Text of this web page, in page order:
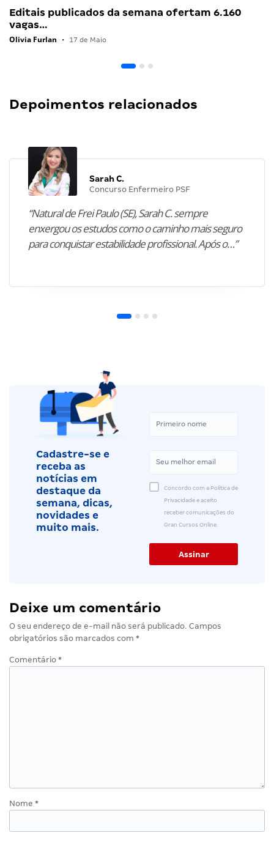
Editais publicados da semana ofertam 6.160
vagas…
Olivia Furlan • 17 de Maio
Depoimentos relacionados
Sarah C.
Concurso Enfermeiro PSF
“Natural de Frei Paulo (SE), Sarah C. sempre
enxergou os estudos como o caminho mais seguro
para conquistar estabilidade profissional. Após o…”
Cadastre-se e
receba as
notícias em
destaque da
semana, dicas,
novidades e
muito mais.
Concordo com a Política de
Privacidade e aceito
receber comunicações do
Gran Cursos Online.
Deixe um comentário
O seu endereço de e-mail não será publicado. Campos
obrigatórios são marcados com *
Comentário *
Nome *